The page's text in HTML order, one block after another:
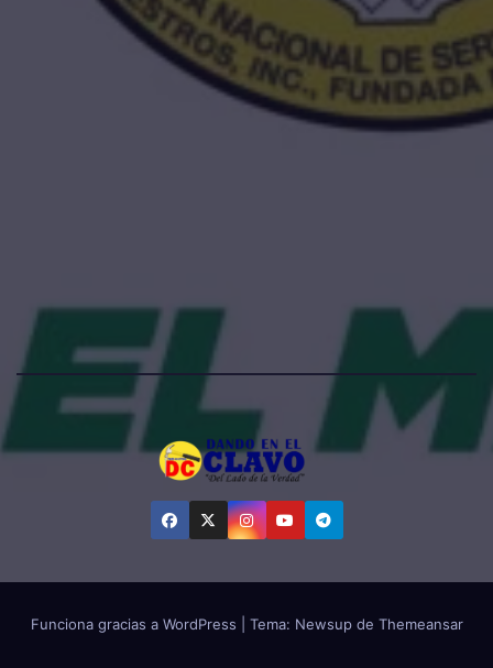
Funciona gracias a WordPress Tema: Newsupde Themeansar